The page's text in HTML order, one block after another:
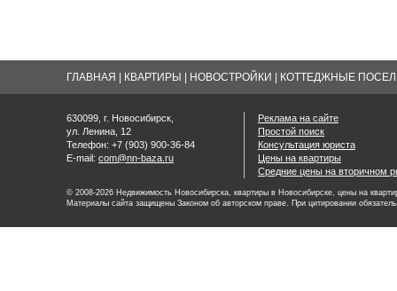
ГЛАВНАЯ КВАРТИРЫ НОВОСТРОЙКИ КОТТЕДЖНЫЕ
630099, г. Новосибирск,
ул. Ленина, 12
Телефон: +7 (903) 900-36-84
E-mail: com@nn-baza.ru
Реклама на сайте
Простой поиск
Консультация юриста
Цены на квартиры
Средние цены на вторичном
© 2008-2026 Недвижимость Новосибирска, квартиры в Новосибирске, цены на
Материалы сайта защищены Законом об авторском праве. При цитировании